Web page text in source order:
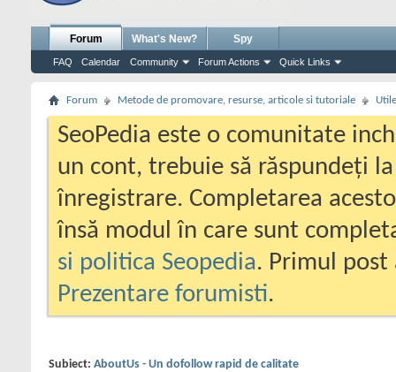
Forum
FAQ Calendar Community Forum Actions Quick Links
What's New? Spy
Forum Metode de promovare, resurse, articole si tutoriale Utile
SeoPedia este o comunitate
un cont, trebuie să răspundeți
înregistrare. Completarea
însă modul în care sunt
si politica Seopedia. Primul
Prezentare forumisti.
Subiect: AboutUs - Un dofollow rapid de calitate